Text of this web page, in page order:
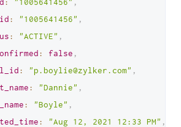
: "1005641456" ,
: "ACTIVE" ,
: false ,
: "p.boylie@zylker.com" ,
: "Dannie" ,
: "Boyle" ,
: "Aug 12, 2021 12:33 PM" ,